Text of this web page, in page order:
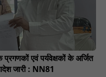
एवं पर्यवेक्षकों के अर्जित
जारी : NN81